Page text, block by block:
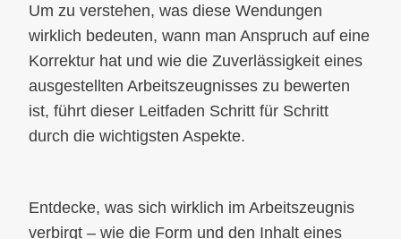
Um zu verstehen, was diese Wendungen
wirklich bedeuten, wann man Anspruch auf eine
Korrektur hat und wie die Zuverlässigkeit eines
ausgestellten Arbeitszeugnisses zu bewerten
ist, führt dieser Leitfaden Schritt für Schritt
durch die wichtigsten Aspekte.
Entdecke, was sich wirklich im Arbeitszeugnis
verbirgt – wie die Form und den Inhalt eines